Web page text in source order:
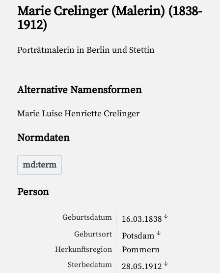
Marie Crelinger (Malerin) (1838-
1912)
Porträtmalerin in Berlin und Stettin
Alternative Namensformen
Marie Luise Henriette Crelinger
Normdaten
md:term
Person
Geburtsdatum 16.03.1838 ↓
Geburtsort Potsdam ↓
Herkunftsregion Pommern
Sterbedatum 28.05.1912 ↓